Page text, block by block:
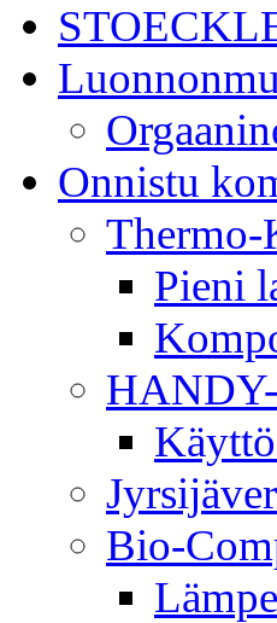
Onnistu
Thermo-
Pieni
Bio-